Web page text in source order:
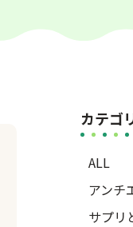
カテゴ
ALL
アンチ
サプリ